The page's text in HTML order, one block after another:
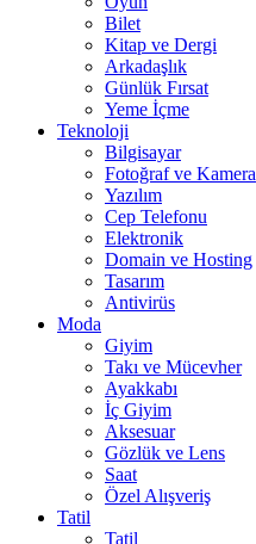
Bilet
Kitap ve Dergi
Arkadaşlık
Günlük Fırsat
Yeme İçme
Teknoloji
Bilgisayar
Fotoğraf ve Kamera
Yazılım
Cep Telefonu
Elektronik
Domain ve Hosting
Tasarım
Antivirüs
Moda
Giyim
Takı ve Mücevher
Ayakkabı
İç Giyim
Aksesuar
Gözlük ve Lens
Saat
Özel Alışveriş
Tatil
Tatil